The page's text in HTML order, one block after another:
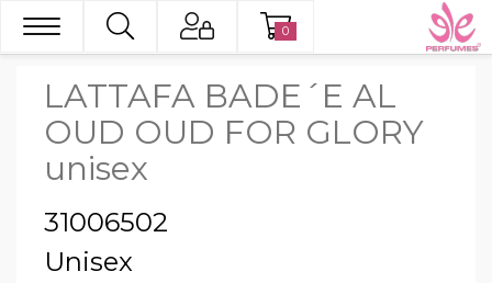
0
LATTAFA BADE´E AL
OUD OUD FOR GLORY
unisex
31006502
Unisex